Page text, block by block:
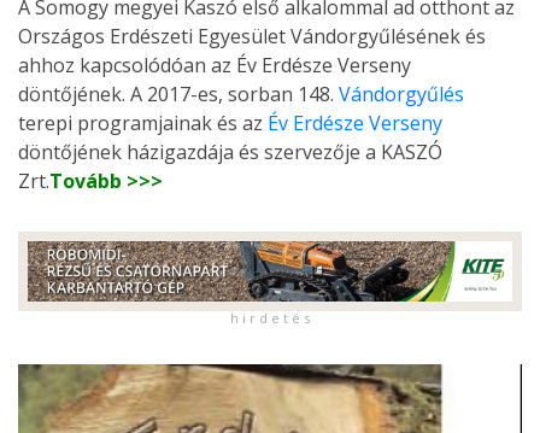
A Somogy megyei Kaszó első alkalommal ad otthont az
Országos Erdészeti Egyesület Vándorgyűlésének és
ahhoz kapcsolódóan az Év Erdésze Verseny
döntőjének. A 2017-es, sorban 148. Vándorgyűlés
terepi programjainak és az Év Erdésze Verseny
döntőjének házigazdája és szervezője a KASZÓ
Zrt.Tovább >>>
h i r d e t é s